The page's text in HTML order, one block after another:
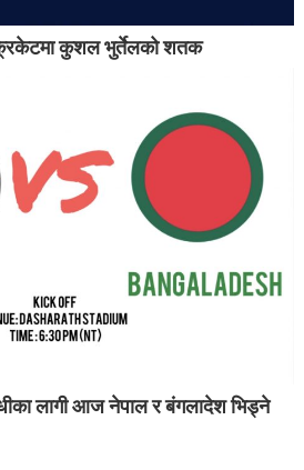
क्रिकेटमा कुशल भुर्तेलको शतक
लागी आज नेपाल र बंगलादेश भिड्ने